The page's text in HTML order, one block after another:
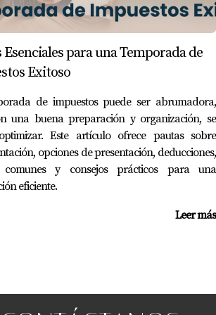
Georgia de maneras fascinantes y
bien existen desafíos asociados con
en Georgia, ahora es el
panorama del mercado inmobiliario,
según la temporada alta o baja
Esenciales para una Temporada de
Exitoso
de impuestos puede ser abrumadora,
una buena preparación y organización, se
Este artículo ofrece pautas sobre
opciones de presentación, deducciones,
comunes y consejos prácticos para una
eficiente.
Leer más